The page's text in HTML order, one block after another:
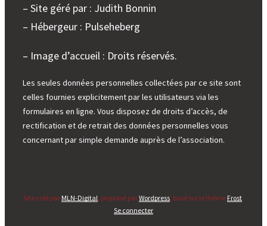
– Site géré par : Judith Bonnin
– Hébergeur : Pulseheberg
– Image d’accueil : Droits réservés.
Les seules données personnelles collectées par ce site sont
celles fournies explicitement par les utilisateurs via les
formulaires en ligne. Vous disposez de droits d’accès, de
rectification et de retrait des données personnelles vous
concernant par simple demande auprès de l’association.
Site créé par MLN-Digital , propulsé parWordpress , basé sur le thème Frost.
Se connecter